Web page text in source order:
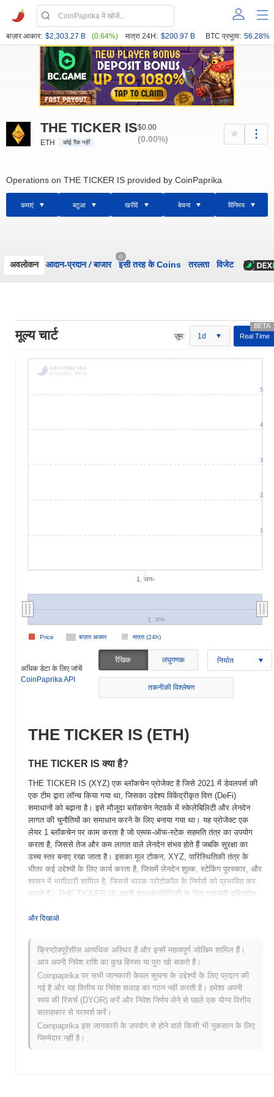
बाज़ार आकार: $2,303.27 B (0.64%) मात्रा 24H: $200.97 B BTC प्रभुत्व: 56.28%
THE TICKER IS
ETH कोई रैंक नहीं
$0.00
(0.00%)
Operations on THE TICKER IS provided by CoinPaprika
कमाएं बटुआ खरीदें बेचना विनिमय
अवलोकन आदान-प्रदान/बाजार
0
इसी तरह के Coins तरलता विजेट
मूल्य चार्ट ज़ूम: 1d Real Time
1. जन॰
बाज़ार आकार मात्रा (24h)
Price
1. जन॰
1
2
3
4
5
अधिक डेटा के लिए जांचें
CoinPaprika API
रैखिक लघुगणक निर्यात
तकनीकी विश्लेषण
THE TICKER IS (ETH)
THE TICKER IS क्या है?
THE TICKER IS (XYZ) एक ब्लॉकचेन प्रोजेक्ट है जिसे 2021 में डेवलपर्स की
एक टीम द्वारा लॉन्च किया गया था, जिसका उद्देश्य विकेंद्रीकृत वित्त (DeFi)
समाधानों को बढ़ाना है। इसे मौजूदा ब्लॉकचेन नेटवर्क में स्केलेबिलिटी और लेनदेन
लागत की चुनौतियों का समाधान करने के लिए बनाया गया था। यह प्रोजेक्ट एक
लेयर 1 ब्लॉकचेन पर काम करता है जो प्रूफ-ऑफ-स्टेक सहमति तंत्र का उपयोग
करता है, जिससे तेज और कम लागत वाले लेनदेन संभव होते हैं जबकि सुरक्षा का
उच्च स्तर बनाए रखा जाता है। इसका मूल टोकन, XYZ, पारिस्थितिकी तंत्र के
भीतर कई उद्देश्यों के लिए कार्य करता है, जिसमें लेनदेन शुल्क, स्टेकिंग पुरस्कार, और
शासन में भागीदारी शामिल है, जिससे धारक प्रोटोकॉल के निर्णयों को प्रभावित कर
सकते हैं। THE TICKER IS अपनी इंटरऑपरेबिलिटी के लिए नवोन्मेषी दृष्टिकोण
एकीकरण की अनुमति देता है। यह अनूठी विशेषता इसे विकेंद्रीकृत वित्त के विकसित
को कुशल और लागत-कुशल वित्तीय समाधान प्रदान करती है।
THE TICKER IS की शुरुआत कब और कैसे हुई?
THE TICKER IS की शुरुआत जनवरी 2021 में हुई जब संस्थापक टीम ने अपने
श्वेत पत्र को जारी किया, जिसमें प्रोजेक्ट की दृष्टि और तकनीकी ढांचा का विवरण
दिया गया। प्रोजेक्ट ने मार्च 2021 में अपना टेस्टनेट लॉन्च किया, जिससे डेवलपर्स
और प्रारंभिक उपयोगकर्ताओं को प्लेटफॉर्म की विशेषताओं और कार्यक्षमताओं के साथ
प्रयोग करने की अनुमति मिली। सफल परीक्षण के बाद, मुख्यनेट जून 2021 में लॉन्च
किया गया, जिससे इसकी प्रारंभिक सार्वजनिक उपलब्धता का संकेत मिला और
और दिखाओ
क्रिप्टोक्यूरेंसीज़ अत्यधिक अस्थिर हैं और इनमें महत्वपूर्ण जोखिम शामिल हैं।
आप अपनी निवेश राशि का कुछ हिस्सा या पूरा खो सकते हैं।
Coinpaprika पर सभी जानकारी केवल सूचना के उद्देश्यों के लिए प्रदान की
गई है और यह वित्तीय या निवेश सलाह का गठन नहीं करती है। हमेशा अपनी
स्वयं की रिसर्च (DYOR) करें और निवेश निर्णय लेने से पहले एक योग्य वित्तीय
सलाहकार से परामर्श करें।
Coinpaprika इस जानकारी के उपयोग से होने वाले किसी भी नुकसान के लिए
जिम्मेदार नहीं है।